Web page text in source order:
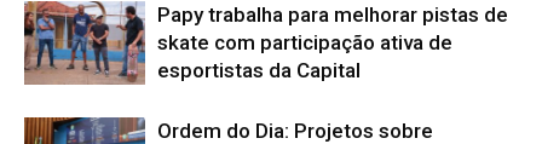
Papy trabalha para melhorar pistas de
skate com participação ativa de
esportistas da Capital
Ordem do Dia: Projetos sobre